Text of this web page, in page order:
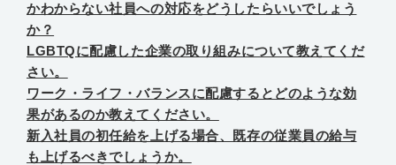
かわからない社員への対応をどうしたらいいでしょう
か？
LGBTQに配慮した企業の取り組みについて教えてくだ
さい。
ワーク・ライフ・バランスに配慮するとどのような効
果があるのか教えてください。
新入社員の初任給を上げる場合、既存の従業員の給与
も上げるべきでしょうか。